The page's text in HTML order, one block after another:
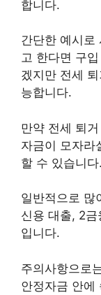
합니다.
간단한 예시로
고 한다면 구
겠지만 전세
능합니다.
만약 전세 퇴
자금이 모자라
할 수 있습니다.
일반적으로 많
신용 대출, 2
입니다.
주의사항으로
안정자금 안에